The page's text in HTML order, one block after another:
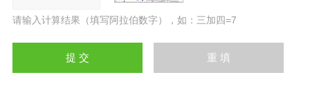
请输入计算结果（填写阿拉伯数字），如：三加四=7